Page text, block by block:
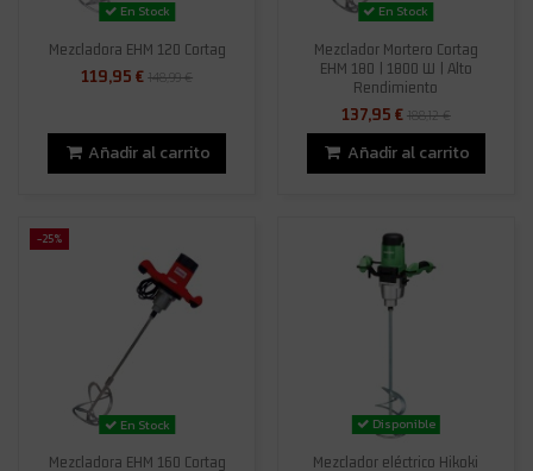
En Stock
Mezcladora EHM 120 Cortag
119,95 €148,99 €
Añadir al carrito
En Stock
Mezclador Mortero Cortag
EHM 180 | 1800 W | Alto
Rendimiento
137,95 €188,12 €
Añadir al carrito
-25%
En Stock
Mezcladora EHM 160 Cortag
Disponible
Mezclador eléctrico Hikoki